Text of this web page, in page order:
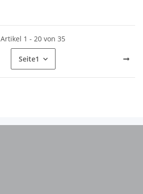
Artikel 1 - 20 von 35
Seite1